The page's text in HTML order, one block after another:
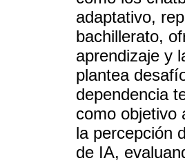
adaptativo,
bachillerato,
aprendizaje y
plantea
dependencia
como objetivo
la percepción
de IA,